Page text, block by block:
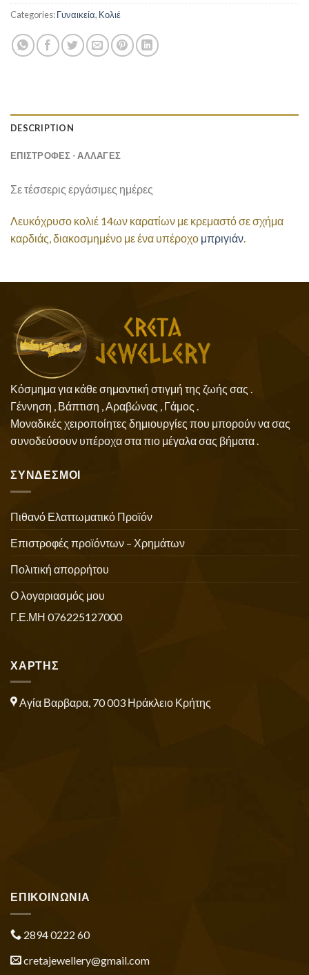
Categories:Γυναικεία, Κολιέ
DESCRIPTION
ΕΠΙΣΤΡΟΦΕΣ - ΑΛΛΑΓΕΣ
Σε τέσσερις εργάσιμες ημέρες
Λευκόχρυσο κολιέ 14ων καρατίων με κρεμαστό σε σχήμα
καρδιάς, διακοσμημένο με ένα υπέροχο μπριγιάν.
Κόσμημα για κάθε σημαντική στιγμή της ζωής σας .
Γέννηση , Βάπτιση , Αραβώνας , Γάμος .
Μοναδικές χειροποίητες δημιουργίες που μπορούν να σας
συνοδεύσουν υπέροχα στα πιο μέγαλα σας βήματα .
ΣΥΝΔΕΣΜΟΙ
Πιθανό Ελαττωματικό Προϊόν
Επιστροφές προϊόντων – Χρημάτων
Πολιτική απορρήτου
Ο λογαριασμός μου
Γ.Ε.ΜΗ 076225127000
ΧΑΡΤΗΣ
Αγία Βαρβαρα, 70 003 Ηράκλειο Κρήτης
ΕΠΙΚΟΙΝΩΝΙΑ
2894 0222 60
cretajewellery@gmail.com